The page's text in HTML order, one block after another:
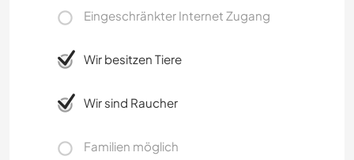
Eingeschränkter Internet Zugang
Wir besitzen Tiere
Wir sind Raucher
Familien möglich